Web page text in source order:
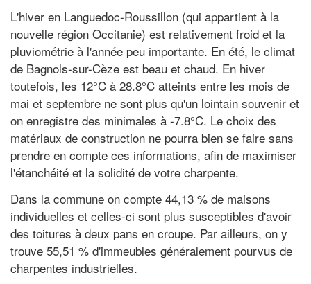
L'hiver en Languedoc-Roussillon (qui appartient à la
nouvelle région Occitanie) est relativement froid et la
pluviométrie à l'année peu importante. En été, le climat
de Bagnols-sur-Cèze est beau et chaud. En hiver
toutefois, les 12°C à 28.8°C atteints entre les mois de
mai et septembre ne sont plus qu'un lointain souvenir et
on enregistre des minimales à -7.8°C. Le choix des
matériaux de construction ne pourra bien se faire sans
prendre en compte ces informations, afin de maximiser
l'étanchéité et la solidité de votre charpente.
Dans la commune on compte 44,13 % de maisons
individuelles et celles-ci sont plus susceptibles d'avoir
des toitures à deux pans en croupe. Par ailleurs, on y
trouve 55,51 % d'immeubles généralement pourvus de
charpentes industrielles.